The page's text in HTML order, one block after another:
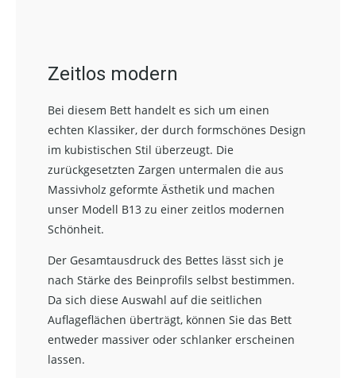
Zeitlos modern
Bei diesem Bett handelt es sich um einen
echten Klassiker, der durch formschönes Design
im kubistischen Stil überzeugt. Die
zurückgesetzten Zargen untermalen die aus
Massivholz geformte Ästhetik und machen
unser Modell B13 zu einer zeitlos modernen
Schönheit.
Der Gesamtausdruck des Bettes lässt sich je
nach Stärke des Beinprofils selbst bestimmen.
Da sich diese Auswahl auf die seitlichen
Auflageflächen überträgt, können Sie das Bett
entweder massiver oder schlanker erscheinen
lassen.